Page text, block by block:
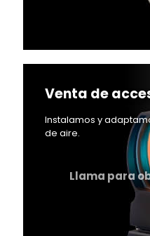
Venta de
Instalamos y
de aire.
Llama para